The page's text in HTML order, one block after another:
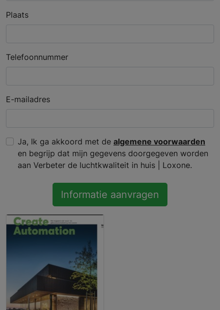
Plaats
Telefoonnummer
E-mailadres
Ja, Ik ga akkoord met de algemene voorwaarden
en begrijp dat mijn gegevens doorgegeven worden
aan Verbeter de luchtkwaliteit in huis | Loxone.
Informatie aanvragen